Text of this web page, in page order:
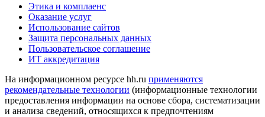
Этика и комплаенс
Оказание услуг
Использование сайтов
Защита персональных данных
Пользовательское соглашение
ИТ аккредитация
На информационном ресурсе hh.ru применяются
рекомендательные технологии (информационные технологии
предоставления информации на основе сбора, систематизации
и анализа сведений, относящихся к предпочтениям